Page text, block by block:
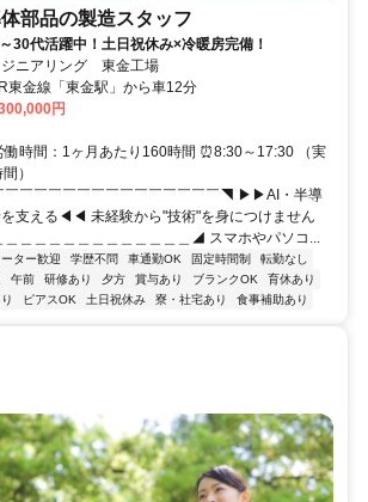
部品の製造スタッフ
30代活躍中！土日祝休み×冷暖房完備！
ジニアリング 東金工場
東金線「東金駅」から車12分
円
働時間：1ヶ月あたり160時間 ⏰8:30～17:30 （実
）
￣￣￣￣￣￣￣￣￣￣￣￣￣￣￣◥ ▶▶AI・半導
支える◀◀ 未経験から"技術"を身につけません
＿＿＿＿＿＿＿＿＿＿＿＿◢ スマホやパソコ...
ター歓迎 学歴不問 車通勤OK 固定時間制
転勤なし
午前 研修あり 夕方 賞与あり ブランクOK
育休あり
ピアスOK 土日祝休み 寮・社宅あり 食事補助あり